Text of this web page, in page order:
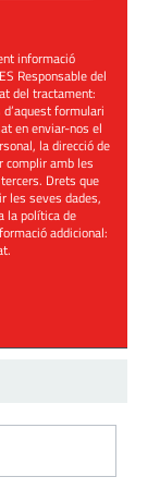
informació
Responsable del
del tractament:
formulari
en enviar-nos el
la direcció de
complir amb les
Drets que
les seves dades,
la política de
addicional:
.